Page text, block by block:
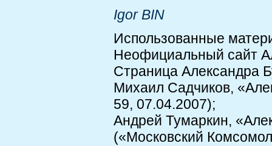
Igor BIN
Использованные
Неофициальный сайт
Страница Александра
Михаил Садчиков,
59, 07.04.2007);
Андрей Тумаркин,
(«Московский